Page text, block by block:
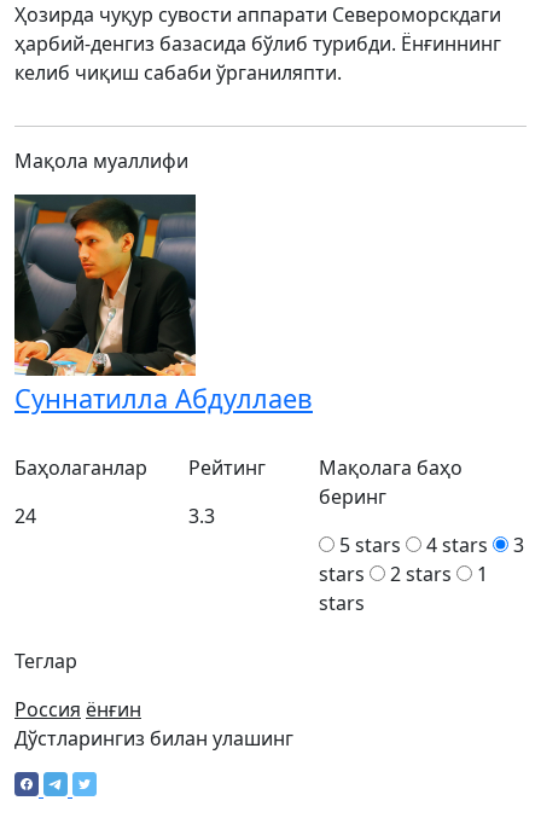
Ҳозирда чуқур сувости аппарати Североморскдаги
ҳарбий-денгиз базасида бўлиб турибди. Ёнғиннинг
келиб чиқиш сабаби ўрганиляпти.
Мақола муаллифи
Суннатилла Абдуллаев
Теглар
Россия ёнғин
Баҳолаганлар
24
Рейтинг
3.3
Мақолага баҳо
беринг
5 stars
4 stars
3
stars
2 stars
1
stars
Дўстларингиз билан улашинг